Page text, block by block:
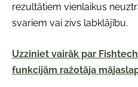
rezultātiem vienlaikus
svariem vai zivs labklājību.
Uzziniet vairāk par
funkcijām ražotāja